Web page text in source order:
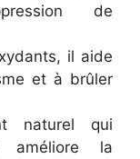
de
il aide
et à brûler
naturel qui
améliore la